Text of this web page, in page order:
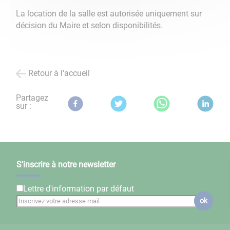
La location de la salle est autorisée uniquement sur
décision du Maire et selon disponibilités.
Retour à l'accueil
Partagez
sur :
S'inscrire à notre newsletter
Lettre d'information par défaut
ok